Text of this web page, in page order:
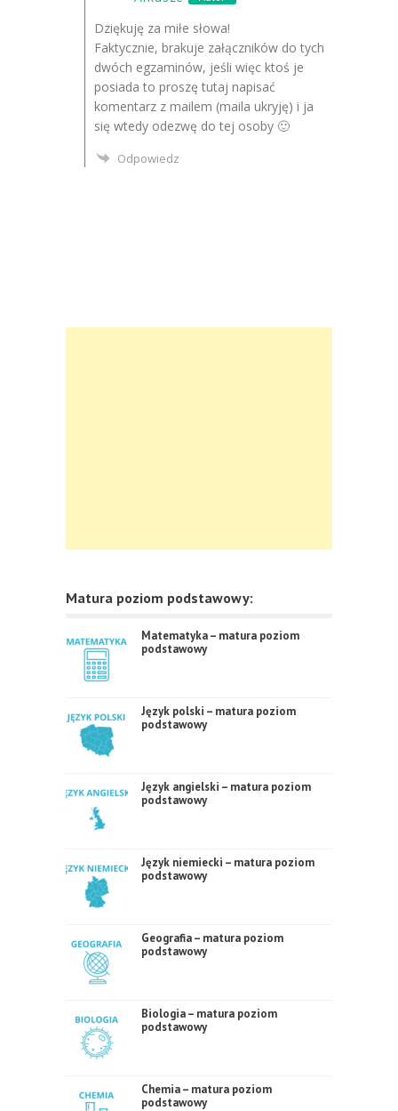
Dziękuję za miłe słowa!
Faktycznie, brakuje załączników do tych
dwóch egzaminów, jeśli więc ktoś je
posiada to proszę tutaj napisać
komentarz z mailem (maila ukryję) i ja
się wtedy odezwę do tej osoby 🙂
Odpowiedz
Matura poziom podstawowy:
Matematyka – matura poziom
podstawowy
Język polski – matura poziom
podstawowy
Język angielski – matura poziom
podstawowy
Język niemiecki – matura poziom
podstawowy
Geografia – matura poziom
podstawowy
Biologia – matura poziom
podstawowy
Chemia – matura poziom
podstawowy